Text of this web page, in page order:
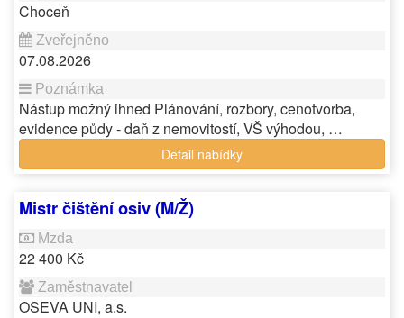
Choceň
07.08.2026
Nástup možný ihned Plánování, rozbory, cenotvorba,
evidence půdy - daň z nemovitostí, VŠ výhodou, …
Detail nabídky
Mistr čištění osiv (M/Ž)
22 400 Kč
OSEVA UNI, a.s.